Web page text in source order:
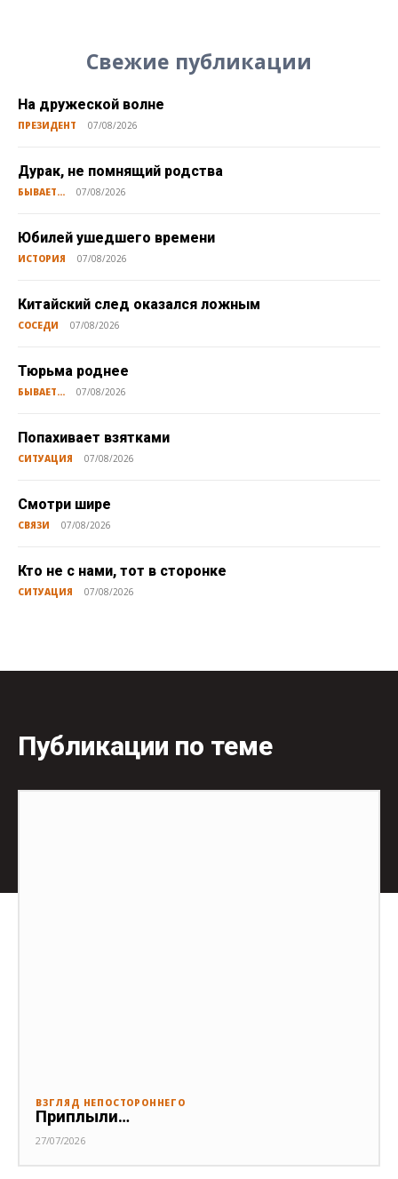
Свежие публикации
На дружеской волне
ПРЕЗИДЕНТ 07/08/2026
Дурак, не помнящий родства
БЫВАЕТ... 07/08/2026
Юбилей ушедшего времени
ИСТОРИЯ 07/08/2026
Китайский след оказался ложным
СОСЕДИ 07/08/2026
Тюрьма роднее
БЫВАЕТ... 07/08/2026
Попахивает взятками
СИТУАЦИЯ 07/08/2026
Смотри шире
СВЯЗИ 07/08/2026
Кто не с нами, тот в сторонке
СИТУАЦИЯ 07/08/2026
Публикации по теме
ВЗГЛЯД НЕПОСТОРОННЕГО
Приплыли…
27/07/2026